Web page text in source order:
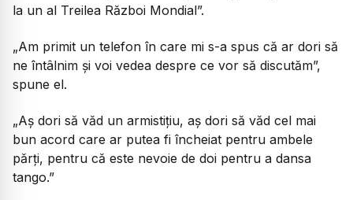
la un al Treilea Război Mondial”.
„Am primit un telefon în care mi s-a spus că ar dori să
ne întâlnim și voi vedea despre ce vor să discutăm”,
spune el.
„Aș dori să văd un armistițiu, aș dori să văd cel mai
bun acord care ar putea fi încheiat pentru ambele
părți, pentru că este nevoie de doi pentru a dansa
tango.”